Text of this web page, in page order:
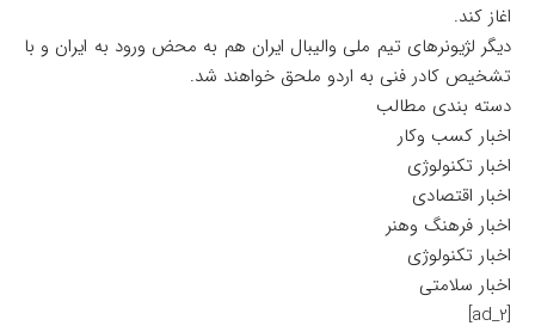
اغاز کند.
دیگر لژیونرهای تیم ملی والیبال ایران هم به محض ورود به ایران و با
تشخیص کادر فنی به اردو ملحق خواهند شد.
دسته بندی مطالب
اخبار کسب وکار
اخبار تکنولوژی
اخبار اقتصادی
اخبار فرهنگ وهنر
اخبار تکنولوژی
اخبار سلامتی
[ad_2]